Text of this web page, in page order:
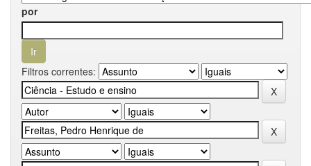
por
Filtros correntes: